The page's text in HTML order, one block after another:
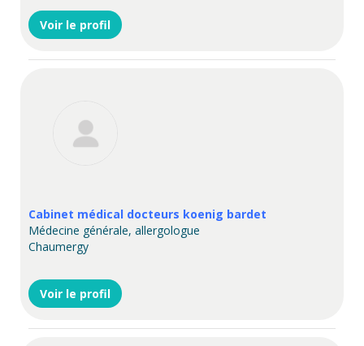
Voir le profil
Cabinet médical docteurs koenig bardet
Médecine générale, allergologue
Chaumergy
Voir le profil